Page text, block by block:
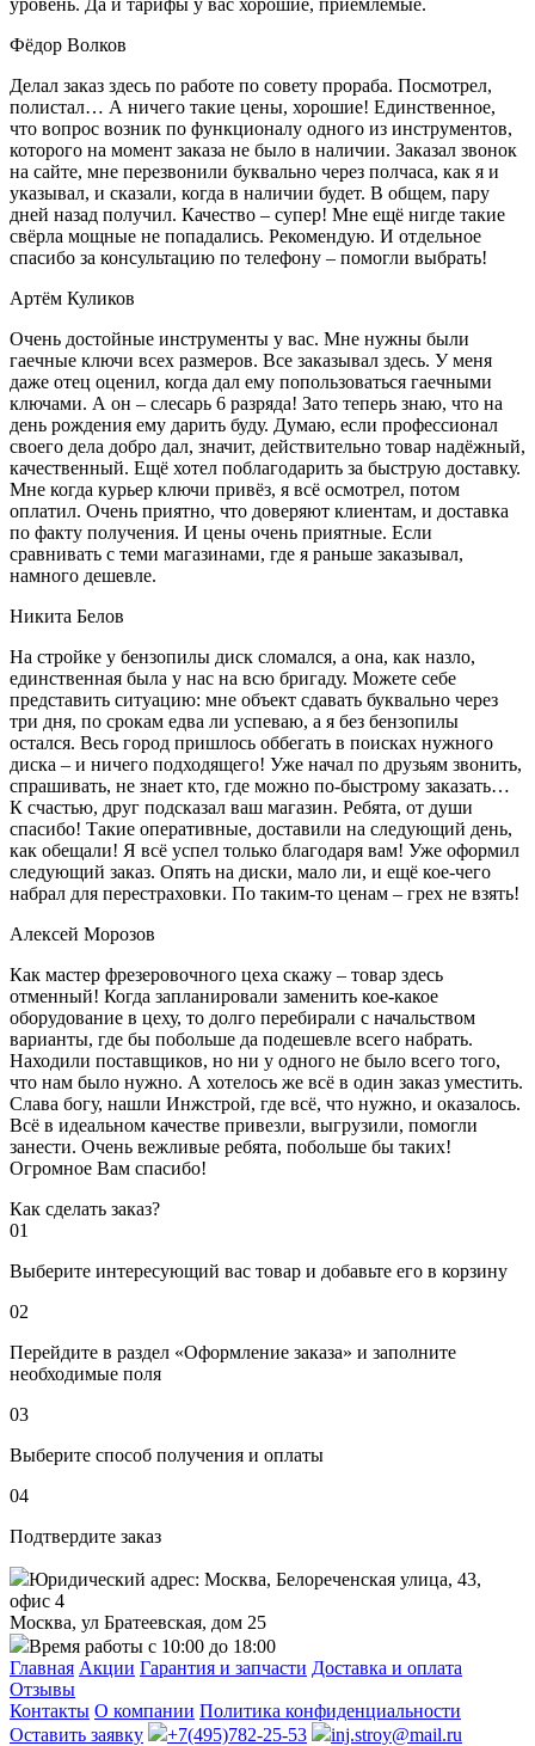
Фёдор Волков
Делал заказ здесь по работе по совету прораба. Посмотрел,
полистал… А ничего такие цены, хорошие! Единственное,
что вопрос возник по функционалу одного из инструментов,
которого на момент заказа не было в наличии. Заказал звонок
на сайте, мне перезвонили буквально через полчаса, как я и
указывал, и сказали, когда в наличии будет. В общем, пару
дней назад получил. Качество – супер! Мне ещё нигде такие
свёрла мощные не попадались. Рекомендую. И отдельное
спасибо за консультацию по телефону – помогли выбрать!
Артём Куликов
Очень достойные инструменты у вас. Мне нужны были
гаечные ключи всех размеров. Все заказывал здесь. У меня
даже отец оценил, когда дал ему попользоваться гаечными
ключами. А он – слесарь 6 разряда! Зато теперь знаю, что на
день рождения ему дарить буду. Думаю, если профессионал
своего дела добро дал, значит, действительно товар надёжный,
качественный. Ещё хотел поблагодарить за быструю доставку.
Мне когда курьер ключи привёз, я всё осмотрел, потом
оплатил. Очень приятно, что доверяют клиентам, и доставка
по факту получения. И цены очень приятные. Если
сравнивать с теми магазинами, где я раньше заказывал,
намного дешевле.
Никита Белов
На стройке у бензопилы диск сломался, а она, как назло,
единственная была у нас на всю бригаду. Можете себе
представить ситуацию: мне объект сдавать буквально через
три дня, по срокам едва ли успеваю, а я без бензопилы
остался. Весь город пришлось оббегать в поисках нужного
диска – и ничего подходящего! Уже начал по друзьям звонить,
спрашивать, не знает кто, где можно по-быстрому заказать…
К счастью, друг подсказал ваш магазин. Ребята, от души
спасибо! Такие оперативные, доставили на следующий день,
как обещали! Я всё успел только благодаря вам! Уже оформил
следующий заказ. Опять на диски, мало ли, и ещё кое-чего
набрал для перестраховки. По таким-то ценам – грех не взять!
Алексей Морозов
Как мастер фрезеровочного цеха скажу – товар здесь
отменный! Когда запланировали заменить кое-какое
оборудование в цеху, то долго перебирали с начальством
варианты, где бы побольше да подешевле всего набрать.
Находили поставщиков, но ни у одного не было всего того,
что нам было нужно. А хотелось же всё в один заказ уместить.
Слава богу, нашли Инжстрой, где всё, что нужно, и оказалось.
Всё в идеальном качестве привезли, выгрузили, помогли
занести. Очень вежливые ребята, побольше бы таких!
Огромное Вам спасибо!
Как сделать заказ?
01
Выберите интересующий вас товар и добавьте его в корзину
02
Перейдите в раздел «Оформление заказа» и заполните
необходимые поля
03
Выберите способ получения и оплаты
04
Подтвердите заказ
Юридический адрес: Москва, Белореченская улица, 43,
офис 4
Москва, ул Братеевская, дом 25
Время работы с 10:00 до 18:00
Главная Акции Гарантия и запчасти Доставка и оплата
Отзывы
Контакты О компании Политика конфиденциальности
Оставить заявку
+7(495)782-25-53 inj.stroy@mail.ru